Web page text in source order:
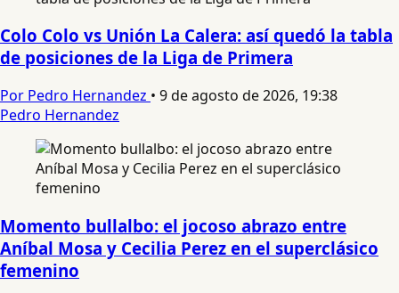
Colo Colo vs Unión La Calera: así quedó la tabla
de posiciones de la Liga de Primera
Por Pedro Hernandez • 9 de agosto de 2026, 19:38
Pedro Hernandez
Momento bullalbo: el jocoso abrazo entre
Aníbal Mosa y Cecilia Perez en el superclásico
femenino